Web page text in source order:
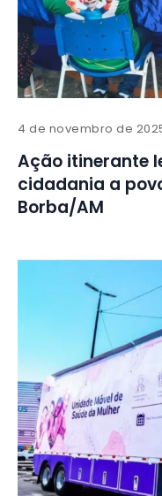
4 de novembro de
Ação itinerante
cidadania a
Borba/AM